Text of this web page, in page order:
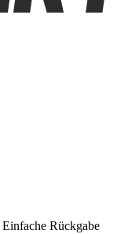
Einfache Rückgabe